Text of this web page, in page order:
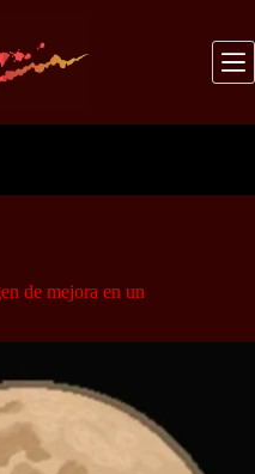
de mejora en un